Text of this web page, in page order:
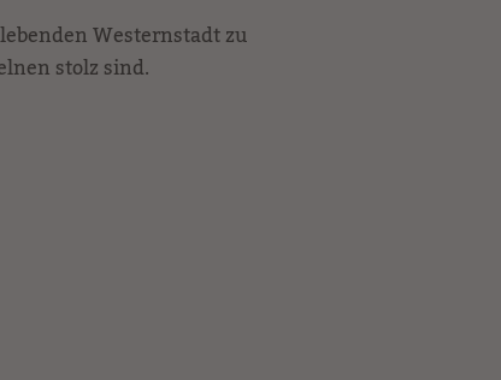
Westernstadt zu
stolz sind.